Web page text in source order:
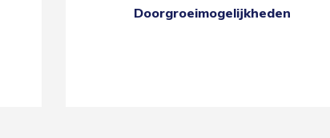
Doorgroeimogelijkheden